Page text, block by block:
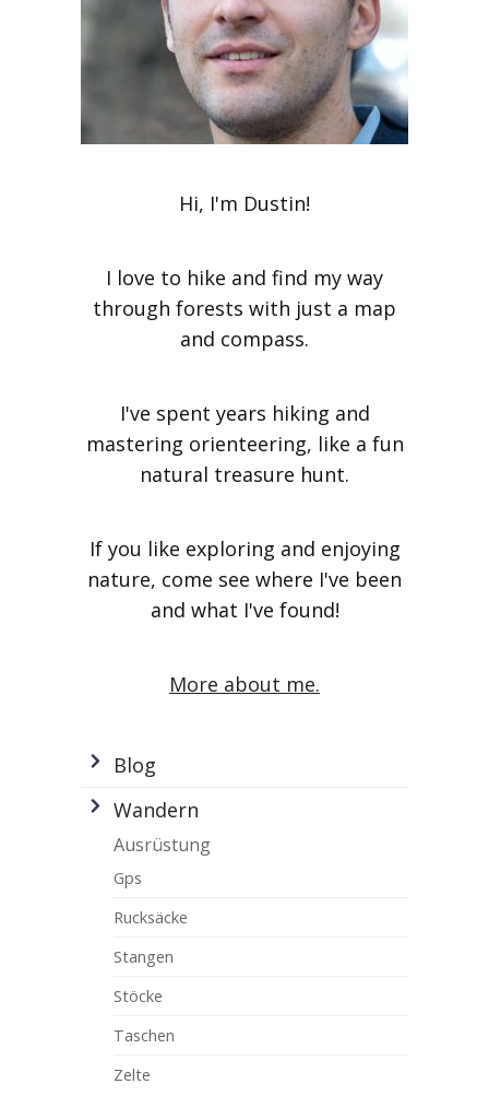
Hi, I'm Dustin!
I love to hike and find my way
through forests with just a map
and compass.
I've spent years hiking and
mastering orienteering, like a fun
natural treasure hunt.
If you like exploring and enjoying
nature, come see where I've been
and what I've found!
More about me.
Blog
Wandern
Ausrüstung
Gps
Rucksäcke
Stangen
Stöcke
Taschen
Zelte